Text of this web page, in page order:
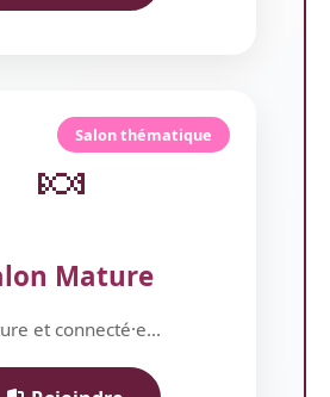
Salon thématique
🍬
Mature
et connecté·e...